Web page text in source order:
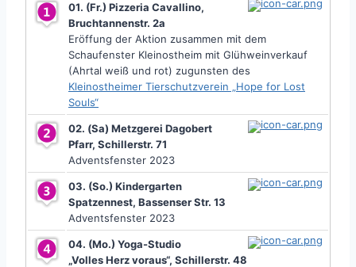
01. (Fr.) Pizzeria Cavallino,
Bruchtannenstr. 2a
Eröffung der Aktion zusammen mit dem
Schaufenster Kleinostheim mit Glühweinverkauf
(Ahrtal weiß und rot) zugunsten des
Kleinostheimer Tierschutzverein „Hope for Lost
Souls“
02. (Sa) Metzgerei Dagobert
Pfarr, Schillerstr. 71
Adventsfenster 2023
03. (So.) Kindergarten
Spatzennest, Bassenser Str. 13
Adventsfenster 2023
04. (Mo.) Yoga-Studio
„Volles Herz voraus“, Schillerstr. 48